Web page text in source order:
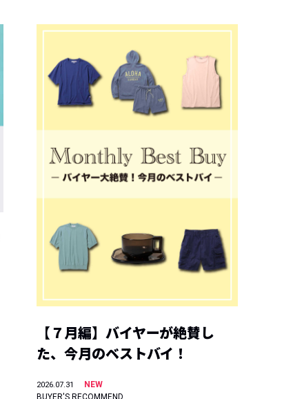
【７月編】バイヤーが絶賛し
た、今月のベストバイ！
2026.07.31
NEW